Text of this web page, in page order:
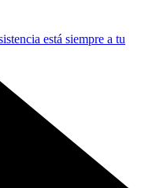
está siempre a tu